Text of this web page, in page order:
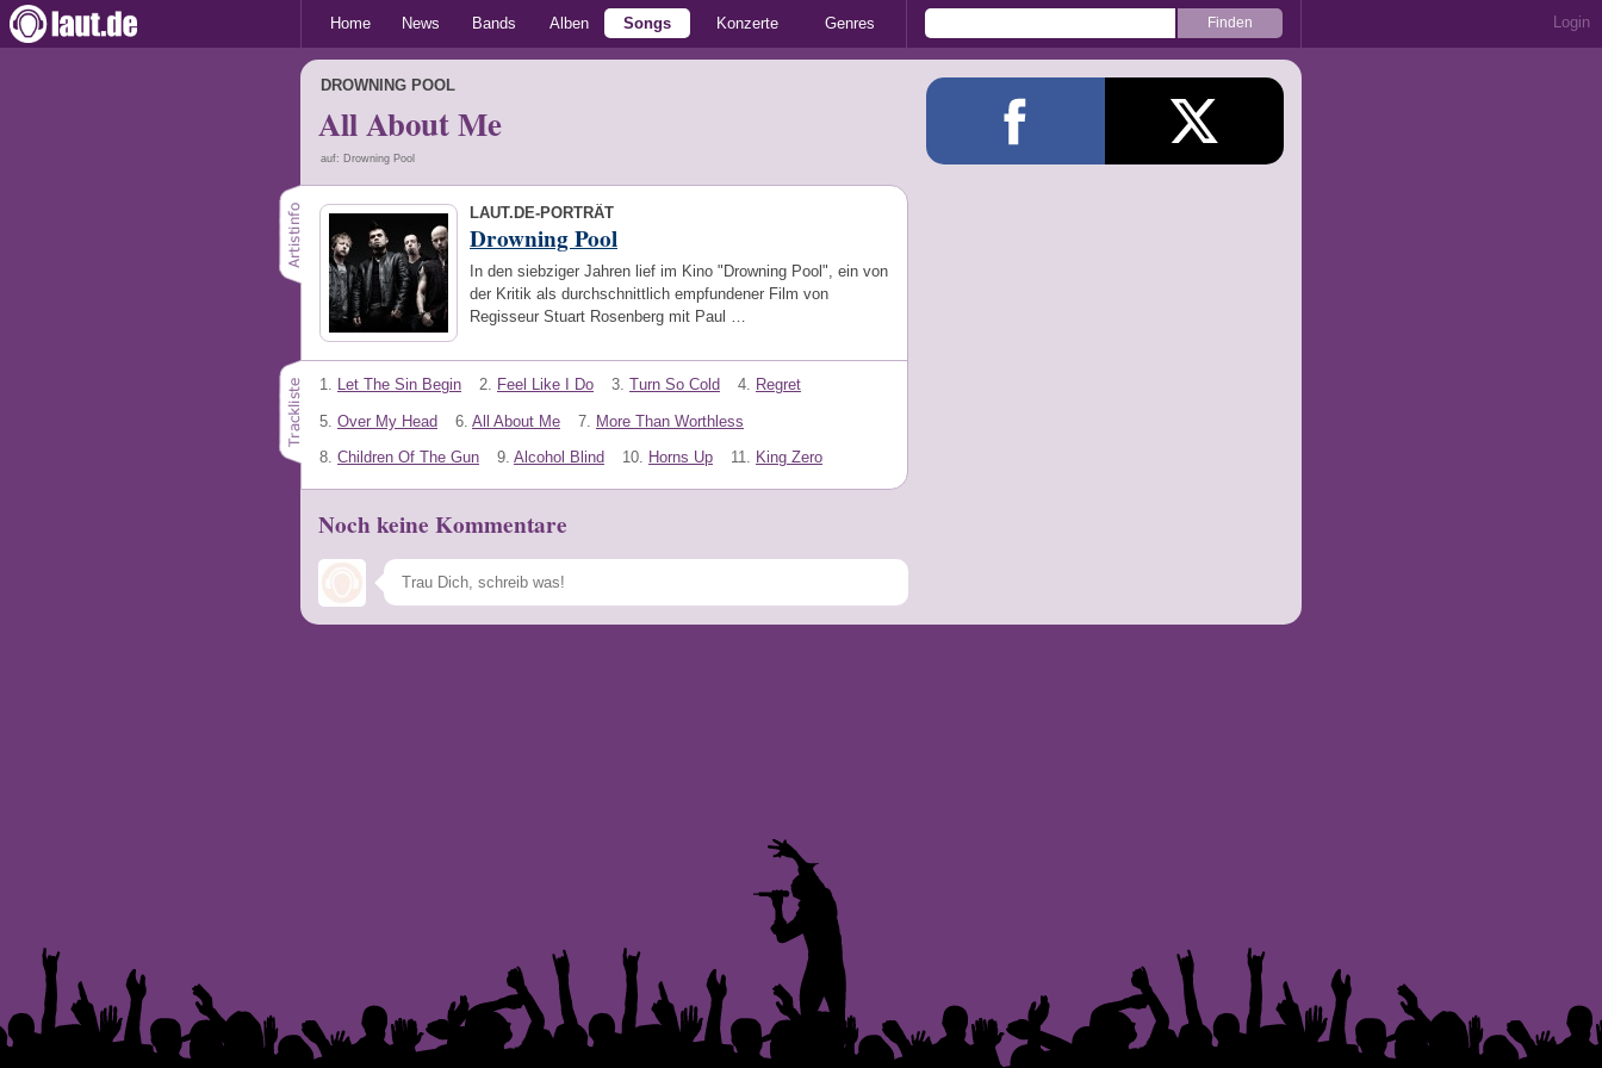
Home News Bands Alben Songs Konzerte Genres Login
DROWNING POOL
All About Me
auf: Drowning Pool
LAUT.DE-PORTRÄT
Drowning Pool
In den siebziger Jahren lief im Kino "Drowning Pool", ein von
der Kritik als durchschnittlich empfundener Film von
Regisseur Stuart Rosenberg mit Paul …
1. Let The Sin Begin 2. Feel Like I Do 3. Turn So Cold 4. Regret
5. Over My Head 6. All About Me 7. More Than Worthless
8. Children Of The Gun 9. Alcohol Blind 10. Horns Up 11. King Zero
Noch keine Kommentare
Speichern